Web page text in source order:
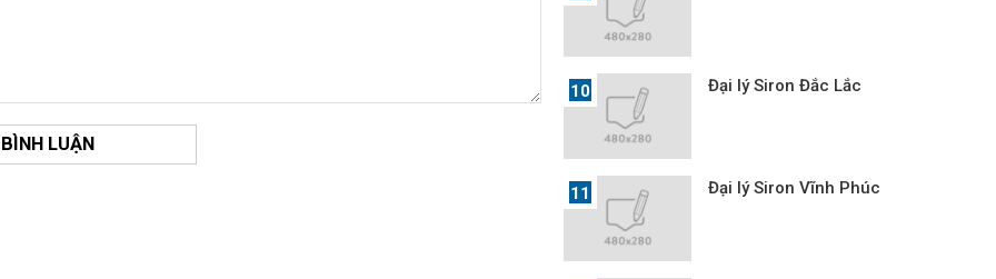
LUẬN
Đại lý Siron Đắc Lắc
Đại lý Siron Vĩnh Phúc